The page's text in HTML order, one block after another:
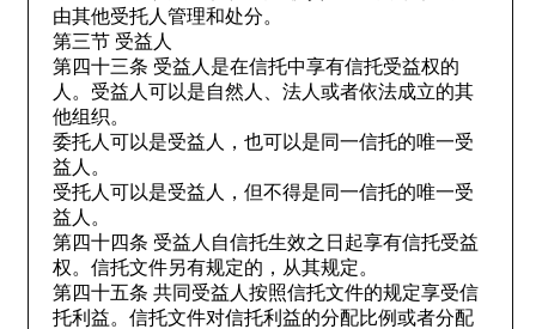
由其他受托人管理和处分。
第三节 受益人
第四十三条 受益人是在信托中享有信托受益权的
人。受益人可以是自然人、法人或者依法成立的其
他组织。
委托人可以是受益人，也可以是同一信托的唯一受
益人。
受托人可以是受益人，但不得是同一信托的唯一受
益人。
第四十四条 受益人自信托生效之日起享有信托受益
权。信托文件另有规定的，从其规定。
第四十五条 共同受益人按照信托文件的规定享受信
托利益。信托文件对信托利益的分配比例或者分配